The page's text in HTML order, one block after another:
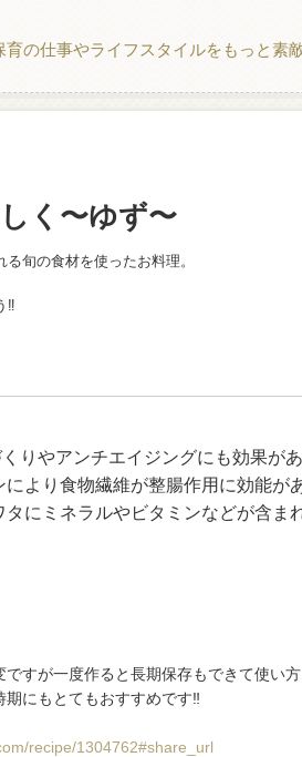
育の仕事やライフスタイルをもっと素
く〜ゆず〜
旬の食材を使ったお料理。
‼︎
りやアンチエイジングにも効果が
より食物繊維が整腸作用に効能が
にミネラルやビタミンなどが含ま
すが一度作ると長期保存もできて使い
期にもとてもおすすめです‼︎
recipe/1304762#share_url